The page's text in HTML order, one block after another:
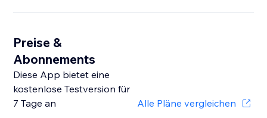
Preise &
Abonnements
Diese App bietet eine
kostenlose Testversion für
7 Tage an
Alle Pläne vergleichen